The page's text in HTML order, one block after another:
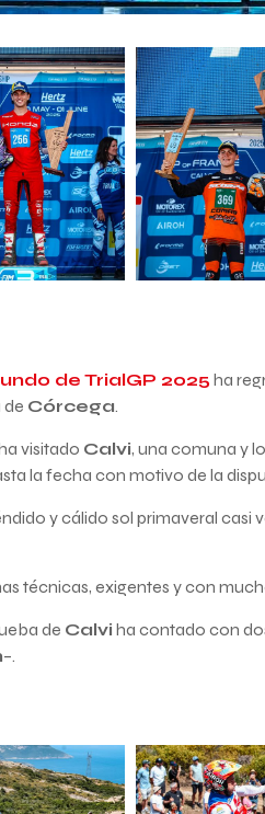
de TrialGP 2025 ha
de Córcega.
visitado Calvi, una comuna y
la fecha con motivo de la
y cálido sol primaveral casi
técnicas, exigentes y con
de Calvi ha contado con
–.